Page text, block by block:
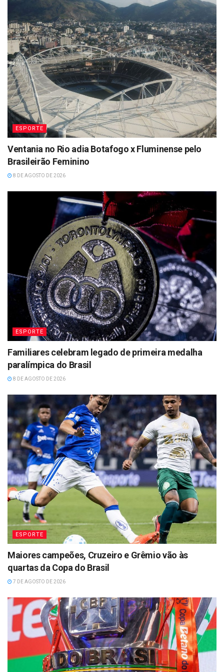
ESPORTE
Ventania no Rio adia Botafogo x Fluminense pelo
Brasileirão Feminino
8 DE AGOSTO DE 2026
ESPORTE
Familiares celebram legado de primeira medalha
paralímpica do Brasil
8 DE AGOSTO DE 2026
ESPORTE
Maiores campeões, Cruzeiro e Grêmio vão às
quartas da Copa do Brasil
7 DE AGOSTO DE 2026